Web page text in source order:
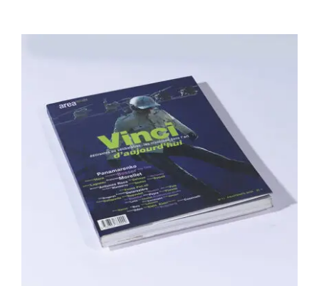
Area revue n°11 – Vinci d’aujourd’hui